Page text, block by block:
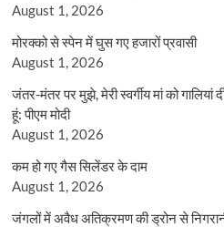
August 1, 2026
मोरक्को से स्पेन में घुस गए हजारों प्रवासी
August 1, 2026
जंतर-मंतर पर मुझे, मेरी स्वर्गीय मां को गालियां
हूं: पीएम मोदी
August 1, 2026
कम हो गए गैस सिलेंडर के दाम
August 1, 2026
जंगलों में अवैध अतिक्रमण की ड्रोन से